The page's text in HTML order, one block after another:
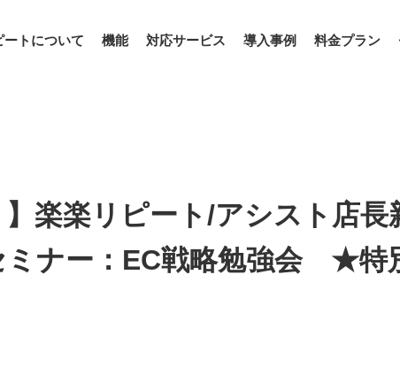
ートについて 機能 対応サービス 導入事例 料金プラン
】楽楽リピート/アシスト店
ミナー：EC戦略勉強会 ★